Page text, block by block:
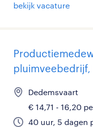
bekijk vacature
pluimveebedrijf,
Dedemsvaart
€ 14,71 - 16,20
40 uur, 5 dagen